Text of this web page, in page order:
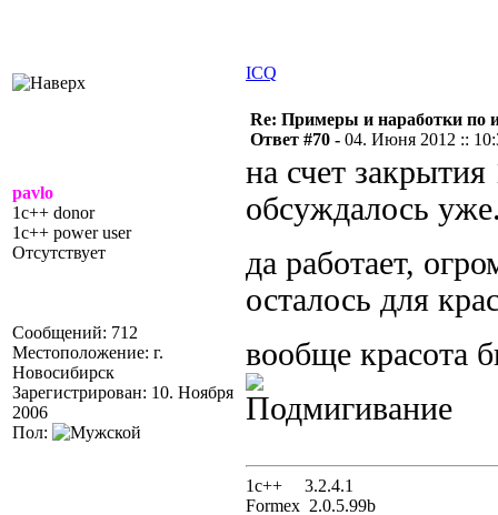
ICQ
pavlo
1c++ donor
1c++ power user
Отсутствует
Сообщений: 712
Местоположение: г.
Новосибирск
Зарегистрирован: 10. Ноября
2006
Пол:
Re: Примеры и наработки по
Ответ #70 - 04. Июня 2012 ::
на счет
обсуждалось
да работает,
осталось для
вообще красота
1с++ 3.2.4.1
Formex 2.0.5.99b